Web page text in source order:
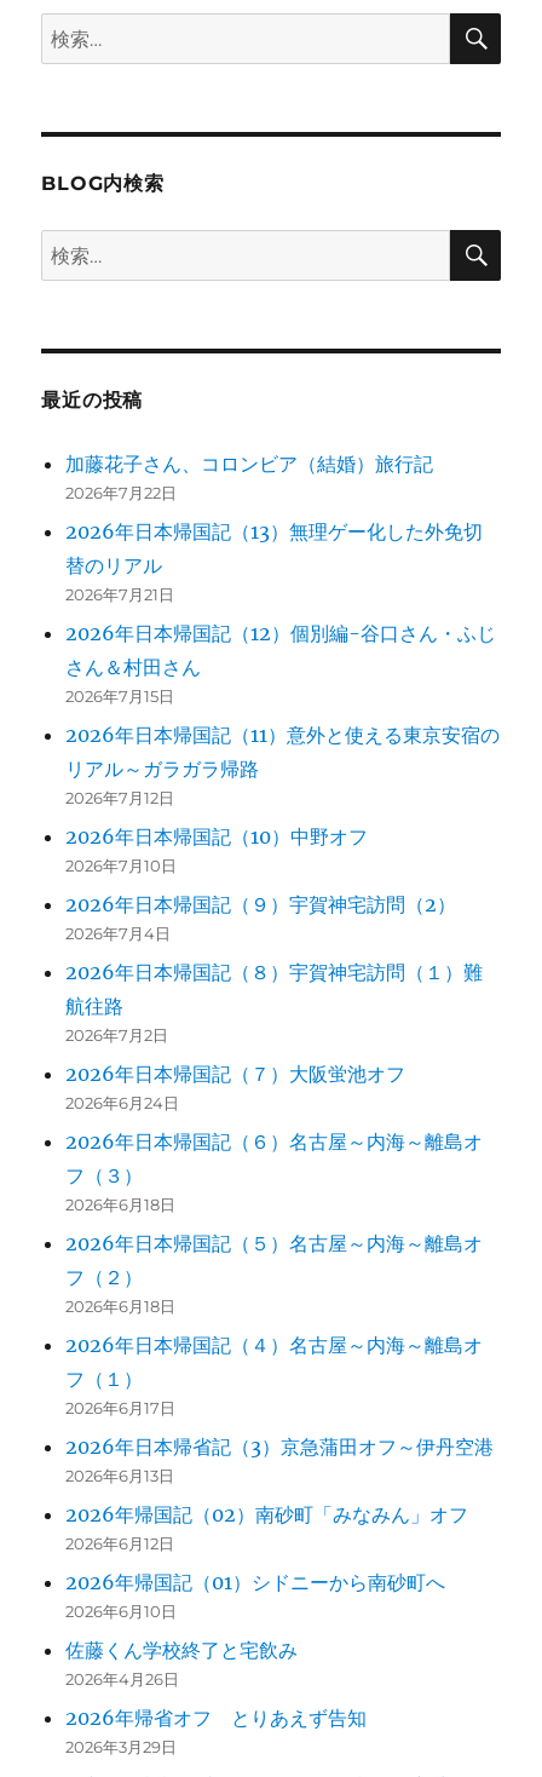
検
索:
検
BLOG内検索
検
索:
検
最近の投稿
加藤花子さん、コロンビア（結婚）旅行記
2026年7月22日
2026年日本帰国記（13）無理ゲー化した外免切
替のリアル
2026年7月21日
2026年日本帰国記（12）個別編-谷口さん・ふじ
さん＆村田さん
2026年7月15日
2026年日本帰国記（11）意外と使える東京安宿の
リアル～ガラガラ帰路
2026年7月12日
2026年日本帰国記（10）中野オフ
2026年7月10日
2026年日本帰国記（９）宇賀神宅訪問（2）
2026年7月4日
2026年日本帰国記（８）宇賀神宅訪問（１）難
航往路
2026年7月2日
2026年日本帰国記（７）大阪蛍池オフ
2026年6月24日
2026年日本帰国記（６）名古屋～内海～離島オ
フ（３）
2026年6月18日
2026年日本帰国記（５）名古屋～内海～離島オ
フ（２）
2026年6月18日
2026年日本帰国記（４）名古屋～内海～離島オ
フ（１）
2026年6月17日
2026年日本帰省記（3）京急蒲田オフ～伊丹空港
2026年6月13日
2026年帰国記（02）南砂町「みなみん」オフ
2026年6月12日
2026年帰国記（01）シドニーから南砂町へ
2026年6月10日
佐藤くん学校終了と宅飲み
2026年4月26日
2026年帰省オフ とりあえず告知
2026年3月29日